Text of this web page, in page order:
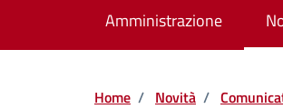
Amministrazione
Home / Novità /